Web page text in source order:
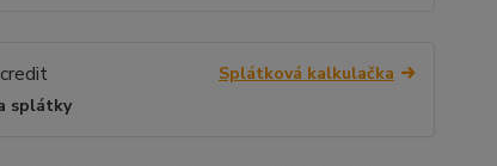
Splátková kalkulačka
splátky